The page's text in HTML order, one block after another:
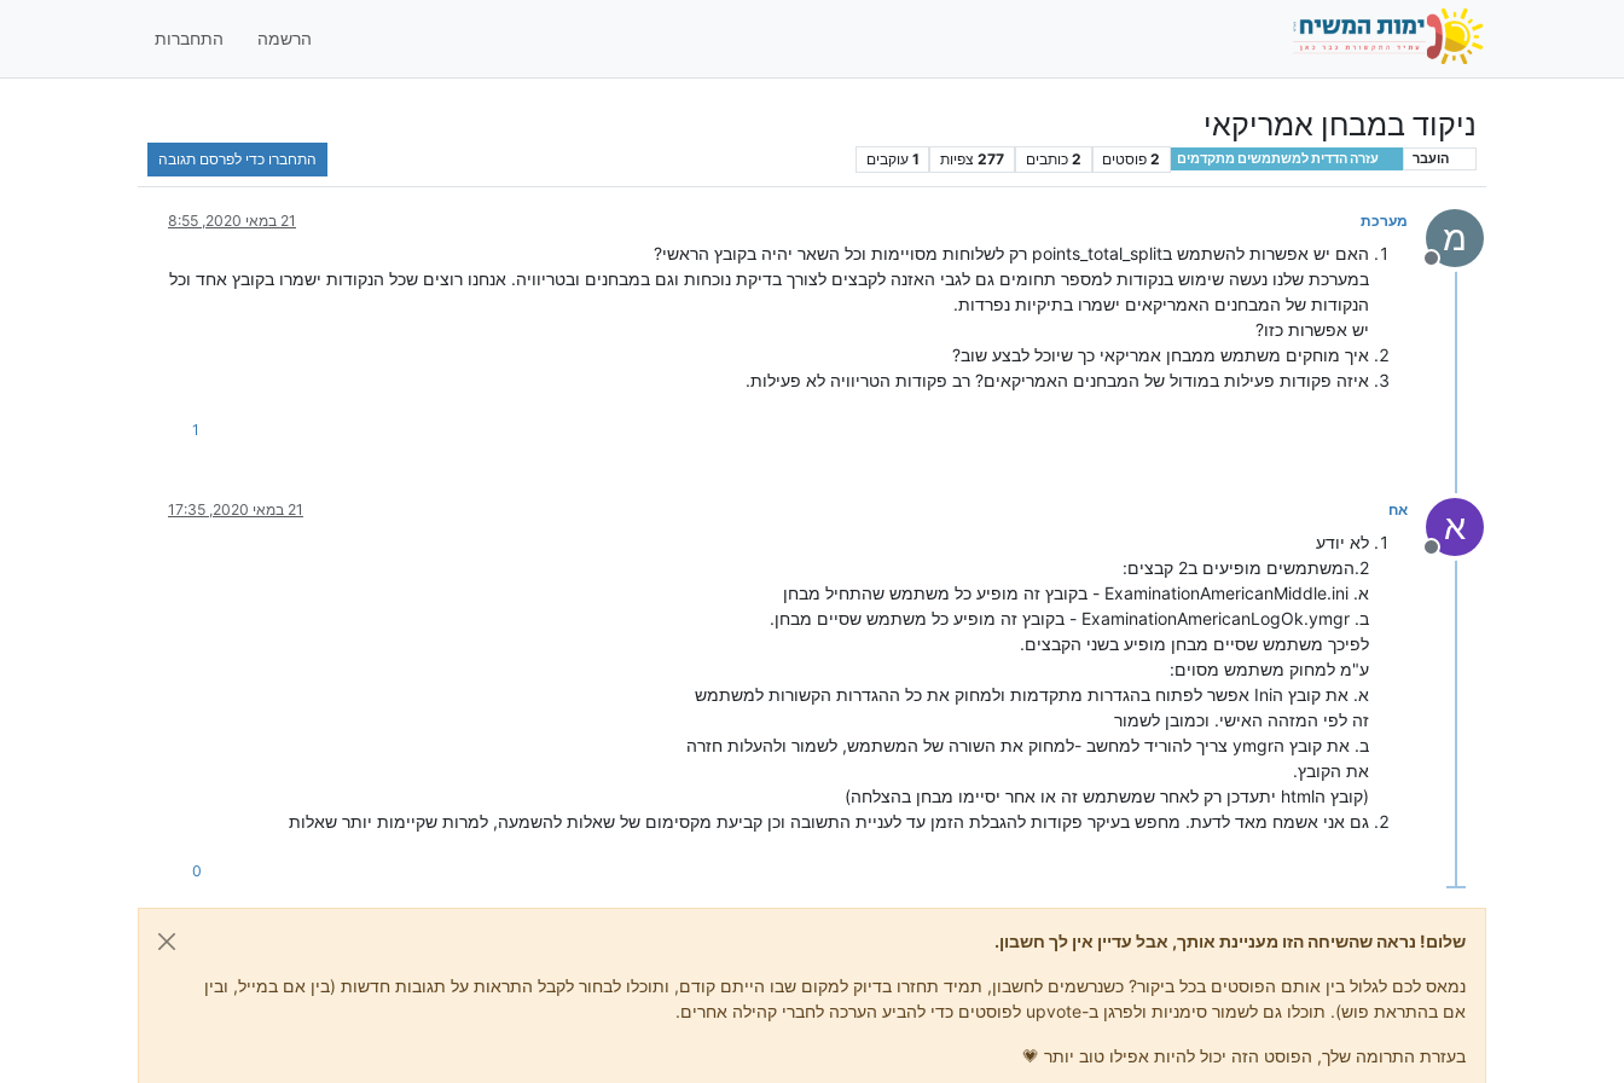
הרשמה התחברות
ניקוד במבחן אמריקאי
הועבר עזרה הדדית למשתמשים מתקדמים 2 פוסטים 2 כותבים 277 צפיות 1 עוקבים התחברו כדי לפרסם תגובה
מ
מנותק
מערכת 21 במאי 2020, 8:55
האם יש אפשרות להשתמש בpoints_total_split רק לשלוחות מסויימות וכל השאר יהיה בקובץ הראשי?
במערכת שלנו נעשה שימוש בנקודות למספר תחומים גם לגבי האזנה לקבצים לצורך בדיקת נוכחות וגם במבחנים ובטריוויה. אנחנו רוצים שכל הנקודות ישמרו בקובץ אחד וכל
הנקודות של המבחנים האמריקאים ישמרו בתיקיות נפרדות.
יש אפשרות כזו?
איך מוחקים משתמש ממבחן אמריקאי כך שיוכל לבצע שוב?
איזה פקודות פעילות במודול של המבחנים האמריקאים? רב פקודות הטריוויה לא פעילות.
1
א
מנותק
אח 21 במאי 2020, 17:35
לא יודע
2.המשתמשים מופיעים ב2 קבצים:
א. ExaminationAmericanMiddle.ini - בקובץ זה מופיע כל משתמש שהתחיל מבחן
ב. ExaminationAmericanLogOk.ymgr - בקובץ זה מופיע כל משתמש שסיים מבחן.
לפיכך משתמש שסיים מבחן מופיע בשני הקבצים.
ע"מ למחוק משתמש מסוים:
א. את קובץ הIni אפשר לפתוח בהגדרות מתקדמות ולמחוק את כל ההגדרות הקשורות למשתמש
זה לפי המזהה האישי. וכמובן לשמור
ב. את קובץ הymgr צריך להוריד למחשב -למחוק את השורה של המשתמש, לשמור ולהעלות חזרה
את הקובץ.
(קובץ הhtml יתעדכן רק לאחר שמשתמש זה או אחר יסיימו מבחן בהצלחה)
גם אני אשמח מאד לדעת. מחפש בעיקר פקודות להגבלת הזמן עד לעניית התשובה וכן קביעת מקסימום של שאלות להשמעה, למרות שקיימות יותר שאלות
0
שלום! נראה שהשיחה הזו מעניינת אותך, אבל עדיין אין לך חשבון.
נמאס לכם לגלול בין אותם הפוסטים בכל ביקור? כשנרשמים לחשבון, תמיד תחזרו בדיוק למקום שבו הייתם קודם, ותוכלו לבחור לקבל התראות על תגובות חדשות (בין אם במייל, ובין
אם בהתראת פוש). תוכלו גם לשמור סימניות ולפרגן ב-upvote לפוסטים כדי להביע הערכה לחברי קהילה אחרים.
בעזרת התרומה שלך, הפוסט הזה יכול להיות אפילו טוב יותר 💗